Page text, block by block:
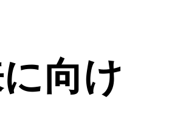
向け